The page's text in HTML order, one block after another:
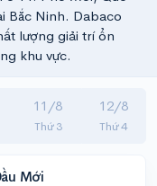
Bắc Ninh. Dabaco
lượng giải trí ổn
khu vực.
11/8
Thứ 3
12/8
Thứ 4
Mới